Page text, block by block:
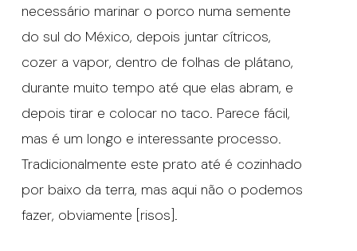
necessário marinar o porco numa semente
do sul do México, depois juntar cítricos,
cozer a vapor, dentro de folhas de plátano,
durante muito tempo até que elas abram, e
depois tirar e colocar no taco. Parece fácil,
mas é um longo e interessante processo.
Tradicionalmente este prato até é cozinhado
por baixo da terra, mas aqui não o podemos
fazer, obviamente [risos].